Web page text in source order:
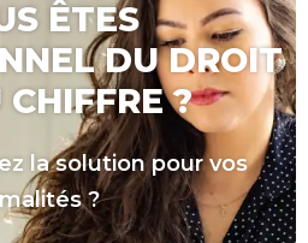
ÊTES
DU DROIT
?
la solution pour vos
?